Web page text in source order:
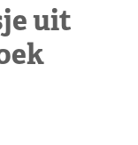
uit